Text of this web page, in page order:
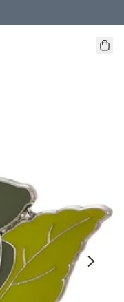
送貨、本地取貨 )